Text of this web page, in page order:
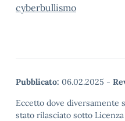
cyberbullismo
Pubblicato: 06.02.2025 -
Eccetto dove diversamente
stato rilasciato sotto